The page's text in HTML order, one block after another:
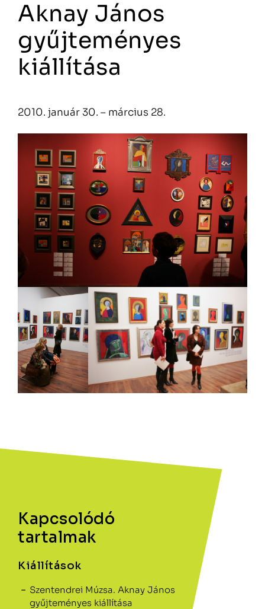
Kapcsolódó
tartalmak
Kiállítások
Szentendrei Múzsa. Aknay János
gyűjteményes kiállítása
Aknay János
gyűjteményes
kiállítása
2010. január 30. – március 28.